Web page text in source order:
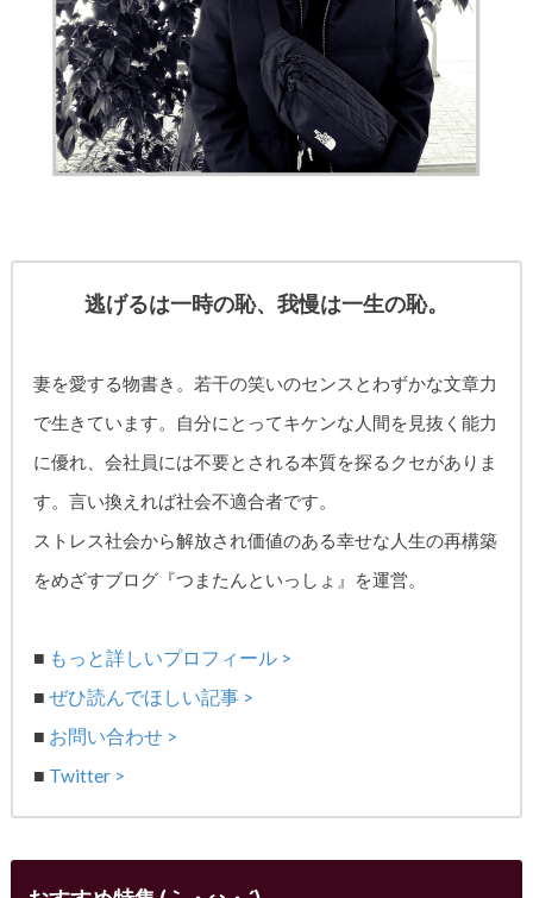
逃げるは一時の恥、我慢は一生の恥。
妻を愛する物書き。 若干の笑いのセンスとわずかな文章力
で生きています。自分にとってキケンな人間を見抜く能力
に優れ、会社員には不要とされる本質を探るクセがありま
す。言い換えれば社会不適合者です。
ストレス社会から解放され価値のある幸せな人生の再構築
をめざすブログ『つまたんといっしょ』を運営。
■ もっと詳しいプロフィール >
■ぜひ読んでほしい記事 >
■ お問い合わせ >
■ Twitter >